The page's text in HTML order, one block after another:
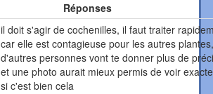
Réponses
il doit s'agir de cochenilles, il faut traiter
car elle est contagieuse pour les autres plantes,
d'autres personnes vont te donner plus de
et une photo aurait mieux permis de voir
si c'est bien cela